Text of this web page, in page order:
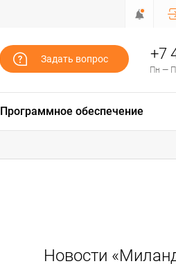
Задать вопрос +7
Пн —
Программное обеспечение
Новости